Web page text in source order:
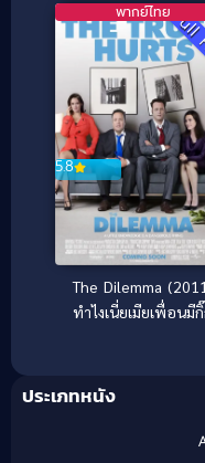
5.8
พากย์ไทย
The Dilemma
ทำไงเนี่ยเมียเพื่อนมี
ประเภทหนัง